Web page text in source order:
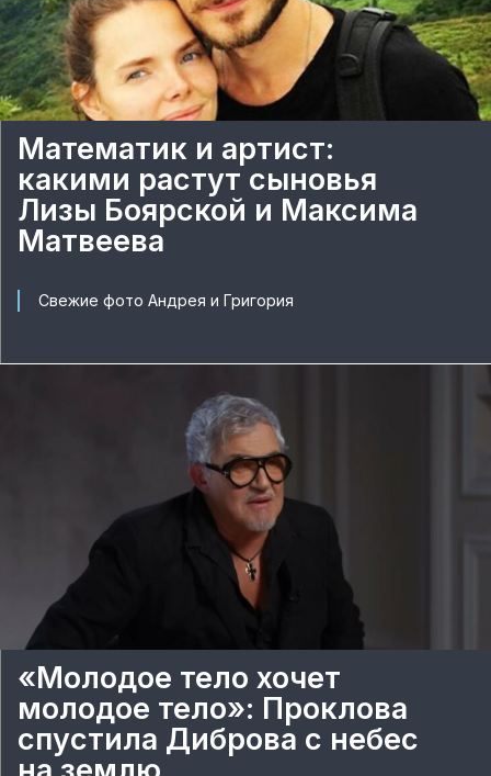
Математик и артист:
какими растут сыновья
Лизы Боярской и Максима
Матвеева
Свежие фото Андрея и Григория
«Молодое тело хочет
молодое тело»: Проклова
спустила Диброва с небес